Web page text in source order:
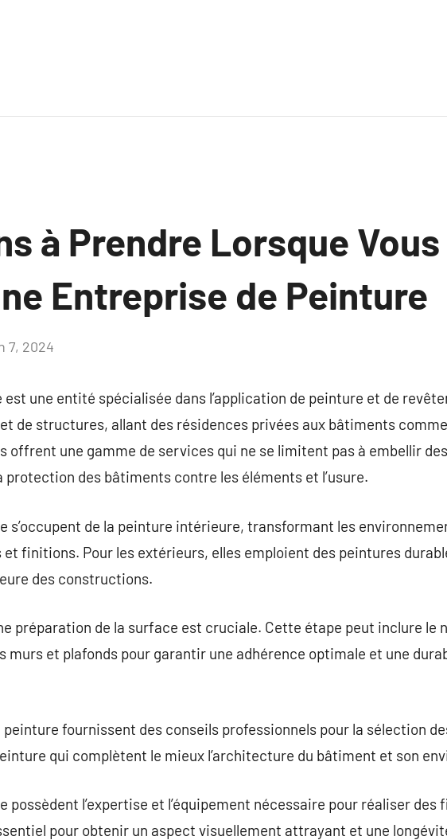
à Prendre Lorsque Vous
Entreprise de Peinture
7, 2024
une entité spécialisée dans l’application de peinture et de
de structures, allant des résidences privées aux bâtiments
offrent une gamme de services qui ne se limitent pas à embellir
des bâtiments contre les éléments et l’usure.
s’occupent de la peinture intérieure, transformant les
et finitions. Pour les extérieurs, elles emploient des peintures
des constructions.
préparation de la surface est cruciale. Cette étape peut inclure le
murs et plafonds pour garantir une adhérence optimale et une
peinture fournissent des conseils professionnels pour la sélection
qui complètent le mieux l’architecture du bâtiment et son
possèdent l’expertise et l’équipement nécessaire pour réaliser des
pour obtenir un aspect visuellement attrayant et une